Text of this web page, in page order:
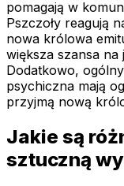
pomagają w
Pszczoły reagują
nowa królowa
większa szansa
Dodatkowo,
psychiczna mają
przyjmą nową
Jakie są
sztuczną